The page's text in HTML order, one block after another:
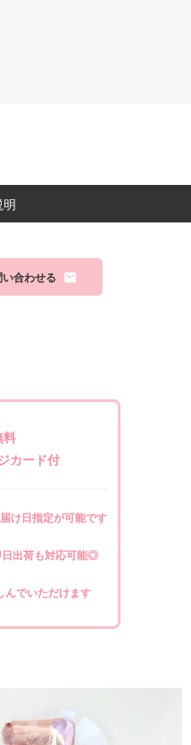
合わせる
料
カード付
け日指定が可能です
日出荷も対応可能◎
んでいただけます